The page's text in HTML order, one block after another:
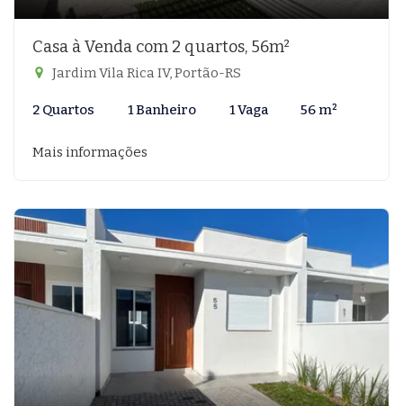
Casa à Venda com 2 quartos, 56m²
Jardim Vila Rica IV, Portão-RS
2 Quartos 1 Banheiro 1 Vaga 56 m²
Mais informações